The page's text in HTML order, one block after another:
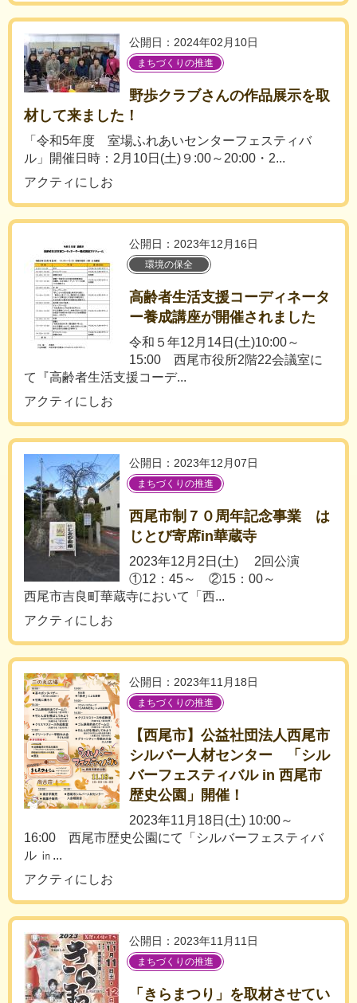
公開日：2024年02月10日
まちづくりの推進
野歩クラブさんの作品展示を取
材して来ました！
「令和5年度 室場ふれあいセンターフェスティバ
ル」開催日時：2月10日(土)９:00～20:00・2...
アクティにしお
公開日：2023年12月16日
環境の保全
高齢者生活支援コーディネータ
ー養成講座が開催されました
令和５年12月14日(土)10:00～
15:00 西尾市役所2階22会議室に
て『高齢者生活支援コーデ...
アクティにしお
公開日：2023年12月07日
まちづくりの推進
西尾市制７０周年記念事業 は
じとび寄席in華蔵寺
2023年12月2日(土) 2回公演
①12：45～ ②15：00～
西尾市吉良町華蔵寺において「西...
アクティにしお
公開日：2023年11月18日
まちづくりの推進
【西尾市】公益社団法人西尾市
シルバー人材センター 「シル
バーフェスティバル in 西尾市
歴史公園」開催！
2023年11月18日(土) 10:00～
16:00 西尾市歴史公園にて「シルバーフェスティバ
ル ㏌...
アクティにしお
公開日：2023年11月11日
まちづくりの推進
「きらまつり」を取材させてい